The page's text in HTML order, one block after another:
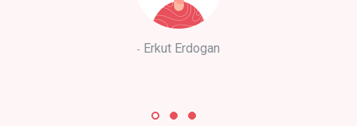
Erkut Erdogan